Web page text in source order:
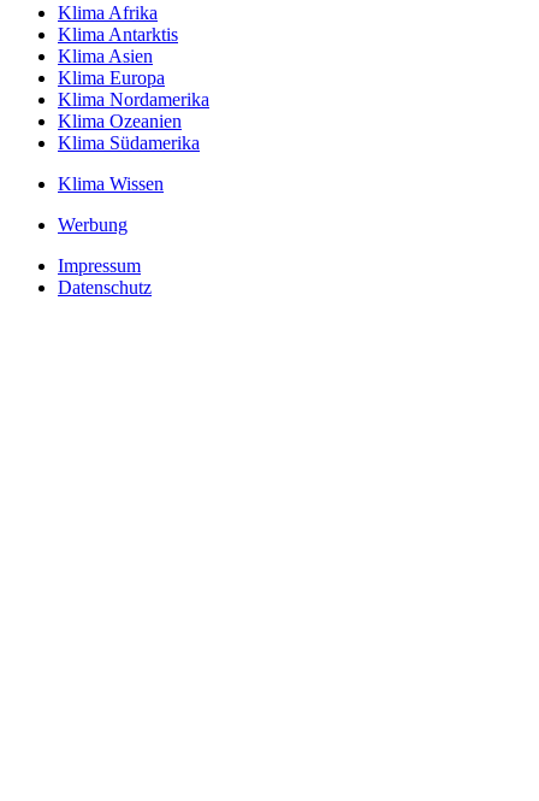
Klima Afrika
Klima Antarktis
Klima Asien
Klima Europa
Klima Nordamerika
Klima Ozeanien
Klima Südamerika
Klima Wissen
Werbung
Impressum
Datenschutz